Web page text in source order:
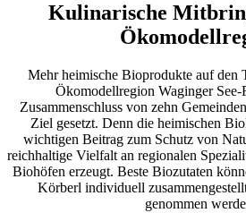
Kulinarische
Mehr heimische Bioprodukte auf den
Ökomodellregion Waginger
Zusammenschluss von zehn
Ziel gesetzt. Denn die heimischen
wichtigen Beitrag zum Schutz von
reichhaltige Vielfalt an regionalen
Biohöfen erzeugt. Beste Biozutaten
Körberl individuell
genommen